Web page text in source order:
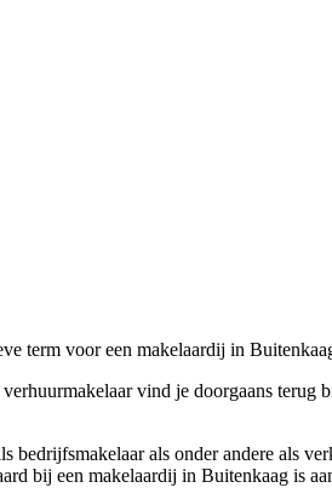
term voor een makelaardij in
vind je doorgaans terug
bedrijfsmakelaar als onder andere als
bij een makelaardij in Buitenkaag is